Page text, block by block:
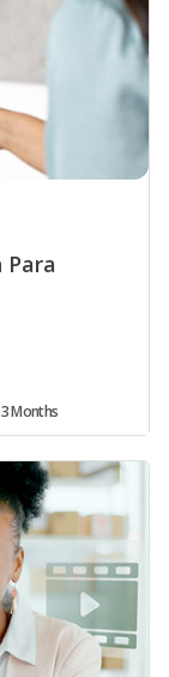
Para
3 Months